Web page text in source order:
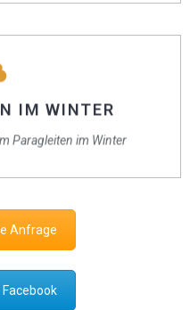
IM WINTER
Paragleiten im Winter
IM WINTER
die verschneiten Berge!
raubt.
Anfrage